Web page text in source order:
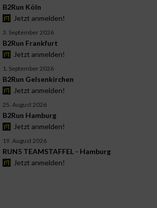
B2Run Köln
Jetzt anmelden!
3. September 2026
B2Run Frankfurt
Jetzt anmelden!
1. September 2026
B2Run Gelsenkirchen
Jetzt anmelden!
25. August 2026
B2Run Hamburg
Jetzt anmelden!
19. August 2026
RUN5 TEAMSTAFFEL - Hamburg
Jetzt anmelden!